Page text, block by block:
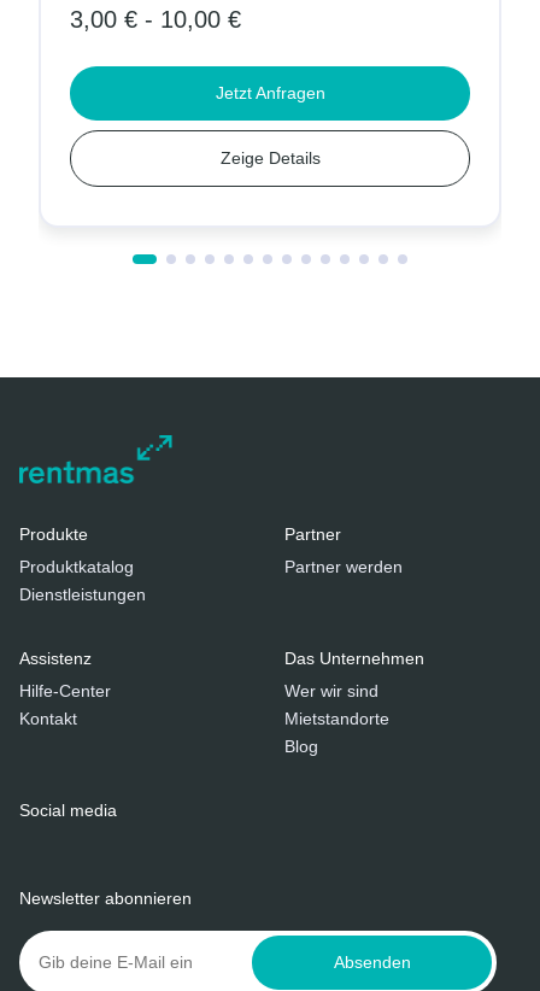
3,00 € - 10,00 €
Zeige Details
Jetzt Anfragen
Produkte
Produktkatalog
Dienstleistungen
Partner
Partner werden
Assistenz
Hilfe-Center
Kontakt
Das Unternehmen
Wer wir sind
Mietstandorte
Blog
Social media
Newsletter abonnieren
Absenden